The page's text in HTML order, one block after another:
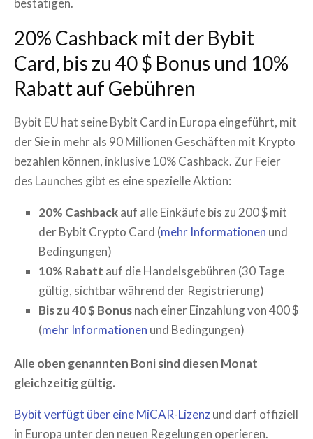
bestätigen.
20% Cashback mit der Bybit
Card, bis zu 40 $ Bonus und 10%
Rabatt auf Gebühren
Bybit EU hat seine Bybit Card in Europa eingeführt, mit
der Sie in mehr als 90 Millionen Geschäften mit Krypto
bezahlen können, inklusive 10% Cashback. Zur Feier
des Launches gibt es eine spezielle Aktion:
20% Cashbackauf alle Einkäufe bis zu 200 $ mit
der Bybit Crypto Card (mehr Informationen und
Bedingungen)
10% Rabatt auf die Handelsgebühren (30 Tage
gültig, sichtbar während der Registrierung)
Bis zu 40 $ Bonusnach einer Einzahlung von 400 $
(mehr Informationen und Bedingungen)
Alle oben genannten Boni sind diesen Monat
gleichzeitig gültig.
Bybit verfügt über eine MiCAR-Lizenzund darf offiziell
in Europa unter den neuen Regelungen operieren.